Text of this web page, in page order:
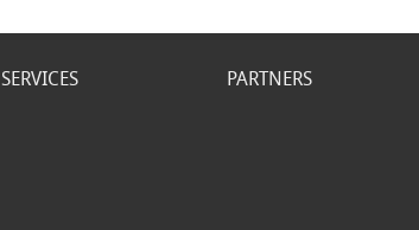
SERVICES PARTNERS